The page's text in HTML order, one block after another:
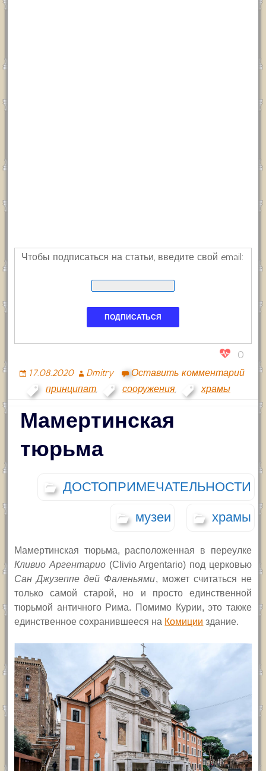
Чтобы подписаться на статьи, введите свой email:
0
17.08.2020 Dmitry
Оставить комментарий
принципат, сооружения, храмы
Мамертинская
тюрьма
ДОСТОПРИМЕЧАТЕЛЬНОСТИ
музеи
храмы
Мамертинская тюрьма, расположенная в переулке
Кливио Аргентарио (Clivio Argentario) под церковью
Сан Джузеппе дей Фаленьями, может считаться не
только самой старой, но и просто единственной
тюрьмой античного Рима. Помимо Курии, это также
единственное сохранившееся на Комиции здание.